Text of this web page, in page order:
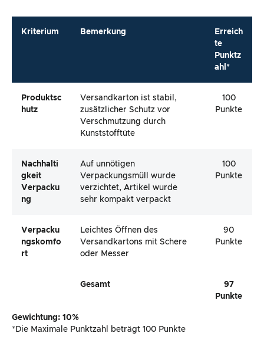
Kriterium Bemerkung
Erreich
te
Punktz
ahl*
Produktsc
Hutz
Versandkarton ist stabil,
zusätzlicher Schutz vor
Verschmutzung durch
Kunststofftüte
100
Punkte
Nachhalti
Gkeit
Verpacku
Ng
Auf unnötigen
Verpackungsmüll wurde
verzichtet, Artikel wurde
sehr kompakt verpackt
100
Punkte
Verpacku
Ngskomfo
Rt
Leichtes Öffnen des
Versandkartons mit Schere
oder Messer
90
Punkte
Gesamt
97
Punkte
Gewichtung: 10%
*Die Maximale Punktzahl beträgt 100 Punkte